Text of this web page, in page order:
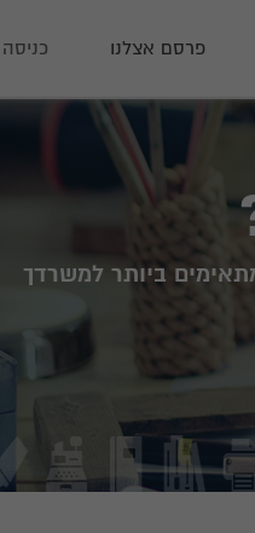
כניסה פרסם אצלנו
ביותר למשרדך